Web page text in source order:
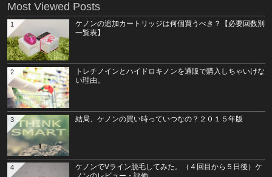
Most Viewed Posts
ケノンの追加カートリッジは何個買うべき？【必要回数別
一覧表】
1
トレチノインとハイドロキノンを通販で購入しちゃいけな
い理由。
2
結局、ケノンの買い時っていつなの？２０１５年版
3
ケノンでVライン脱毛してみた。（４回目から５日後）ケ
4